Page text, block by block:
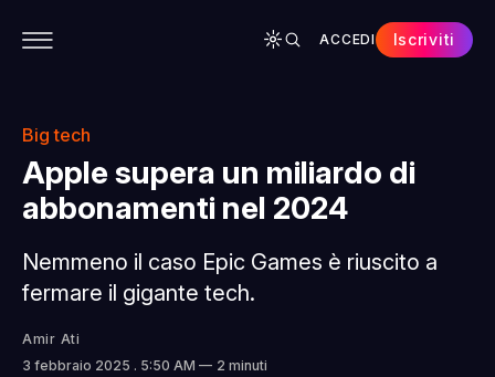
ACCEDI Iscriviti
Big tech
Apple supera un miliardo di
abbonamenti nel 2024
Nemmeno il caso Epic Games è riuscito a
fermare il gigante tech.
Amir Ati
3 febbraio 2025 . 5:50 AM 2 minuti